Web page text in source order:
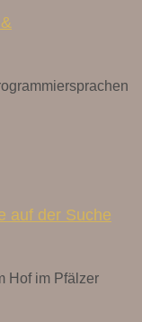
auf der Suche
Hof im Pfälzer